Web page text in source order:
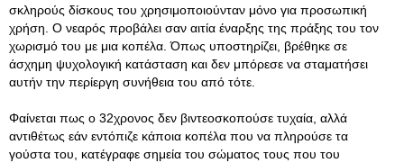
σκληρούς δίσκους του χρησιμοποιούνταν μόνο για προσωπική
χρήση. Ο νεαρός προβάλει σαν αιτία έναρξης της πράξης του τον
χωρισμό του με μια κοπέλα. Όπως υποστηρίζει, βρέθηκε σε
άσχημη ψυχολογική κατάσταση και δεν μπόρεσε να σταματήσει
αυτήν την περίεργη συνήθεια του από τότε.
Φαίνεται πως ο 32χρονος δεν βιντεοσκοπούσε τυχαία, αλλά
αντιθέτως εάν εντόπιζε κάποια κοπέλα που να πληρούσε τα
γούστα του, κατέγραφε σημεία του σώματος τους που του